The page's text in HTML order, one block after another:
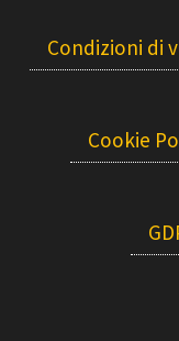
Condizioni di
Cookie